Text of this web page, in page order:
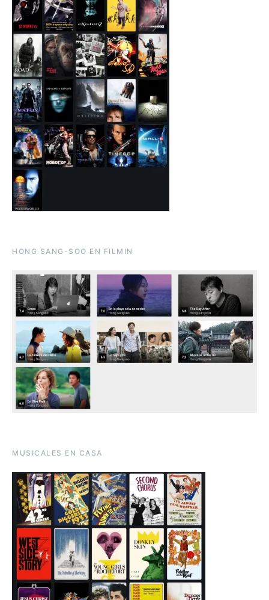
HONG SANG-SOO EN FILMIN
MUSICALES EN CASA